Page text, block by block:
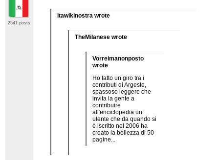
2541 posts
itawikinostra wrote
TheMilanese wrote
Vorreimanonposto
wrote
Ho fatto un giro tra i
contributi di Argeste,
spassoso leggere che
invita la gente a
contribuire
all'enciclopedia un
utente che da quando si
è iscritto nel 2006 ha
creato la bellezza di 50
pagine...